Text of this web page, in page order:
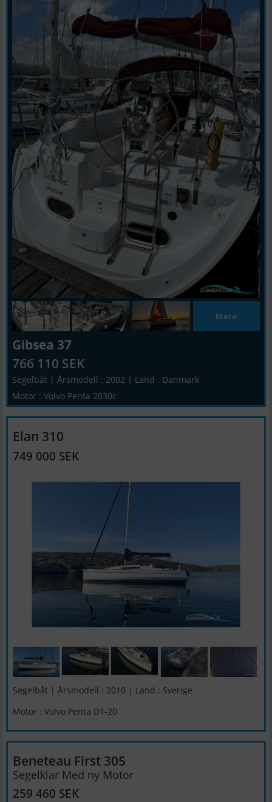
Mere
Gibsea 37
766 110 SEK
Segelbåt | Årsmodell : 2002 | Land : Danmark
Motor : Volvo Penta 2030c
Elan 310
749 000 SEK
Segelbåt | Årsmodell : 2010 | Land : Sverige
Motor : Volvo Penta D1-20
Beneteau First 305
Segelklar Med ny Motor
259 460 SEK